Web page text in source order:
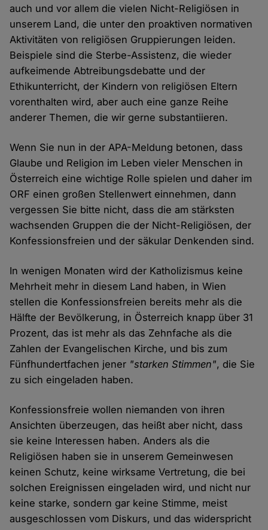
auch und vor allem die vielen Nicht-Religiösen in
unserem Land, die unter den proaktiven normativen
Aktivitäten von religiösen Gruppierungen leiden.
Beispiele sind die Sterbe-Assistenz, die wieder
aufkeimende Abtreibungsdebatte und der
Ethikunterricht, der Kindern von religiösen Eltern
vorenthalten wird, aber auch eine ganze Reihe
anderer Themen, die wir gerne substantiieren.
Wenn Sie nun in der APA-Meldung betonen, dass
Glaube und Religion im Leben vieler Menschen in
Österreich eine wichtige Rolle spielen und daher im
ORF einen großen Stellenwert einnehmen, dann
vergessen Sie bitte nicht, dass die am stärksten
wachsenden Gruppen die der Nicht-Religiösen, der
Konfessionsfreien und der säkular Denkenden sind.
In wenigen Monaten wird der Katholizismus keine
Mehrheit mehr in diesem Land haben, in Wien
stellen die Konfessionsfreien bereits mehr als die
Hälfte der Bevölkerung, in Österreich knapp über 31
Prozent, das ist mehr als das Zehnfache als die
Zahlen der Evangelischen Kirche, und bis zum
Fünfhundertfachen jener "starken Stimmen", die Sie
zu sich eingeladen haben.
Konfessionsfreie wollen niemanden von ihren
Ansichten überzeugen, das heißt aber nicht, dass
sie keine Interessen haben. Anders als die
Religiösen haben sie in unserem Gemeinwesen
keinen Schutz, keine wirksame Vertretung, die bei
solchen Ereignissen eingeladen wird, und nicht nur
keine starke, sondern gar keine Stimme, meist
ausgeschlossen vom Diskurs, und das widerspricht